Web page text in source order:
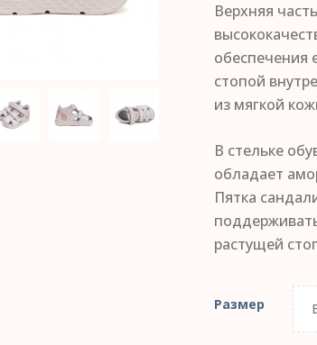
Верхняя
обеспечения
стопой
из мягкой
В стельке
обладает
Пятка
растущей
Размер